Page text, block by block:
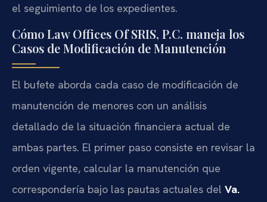
el seguimiento de los expedientes.
Cómo Law Offices Of SRIS, P.C. maneja los
Casos de Modificación de Manutención
El bufete aborda cada caso de modificación de
manutención de menores con un análisis
detallado de la situación financiera actual de
ambas partes. El primer paso consiste en revisar la
orden vigente, calcular la manutención que
correspondería bajo las pautas actuales del Va.